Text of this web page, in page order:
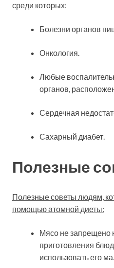
среди которых:
Болезни органов
Онкология.
Любые
органов,
Сердечная
Сахарный диабет.
Полезные
Полезные советы людям,
помощью атомной диеты:
Мясо не запрещено
приготовления
использовать его